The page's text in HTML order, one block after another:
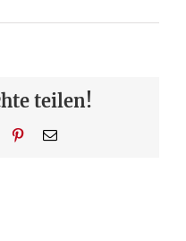
teilen!
Pinterest
E-